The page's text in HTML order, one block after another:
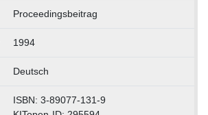
Proceedingsbeitrag
1994
Deutsch
ISBN: 3-89077-131-9